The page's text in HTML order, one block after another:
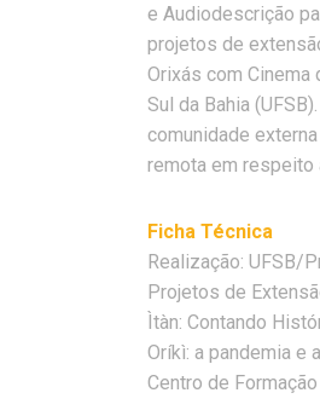
e Audiodescrição
projetos de
Orixás com Cinema
Sul da Bahia
comunidade
remota em respeito
Ficha Técnica
Realização: UFSB/
Projetos de
Ìtàn: Contando
Oríkì: a pandemia e
Centro de